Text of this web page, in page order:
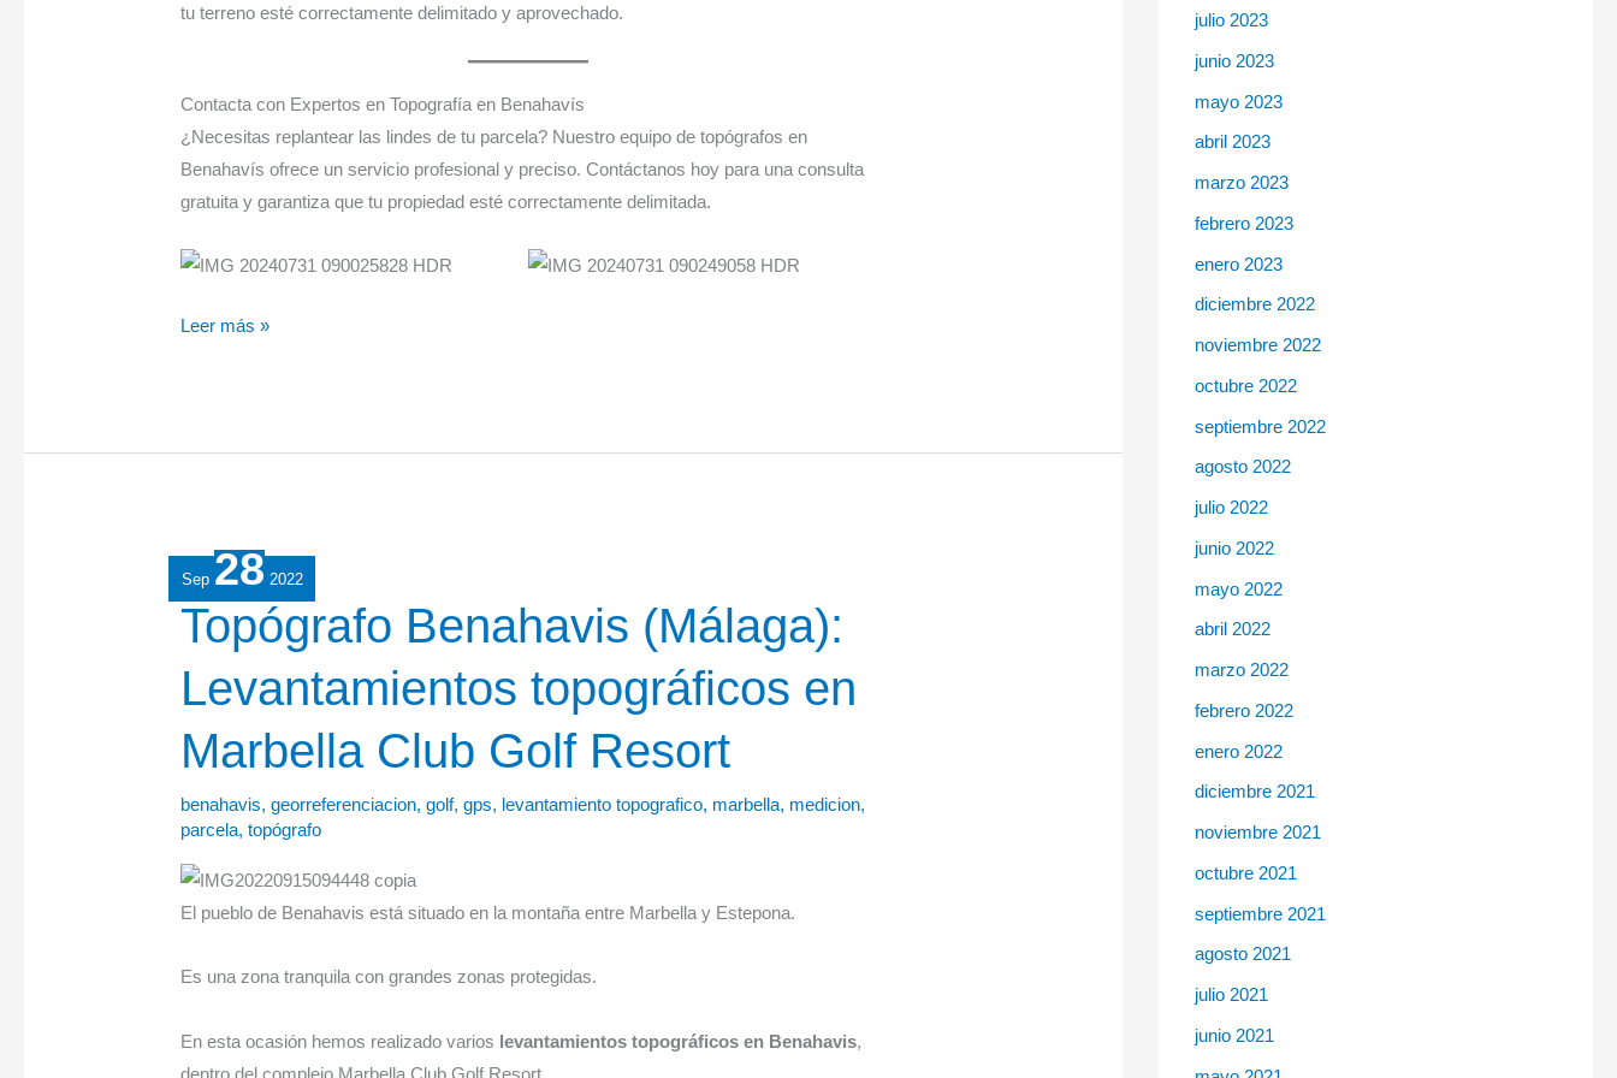
tu terreno esté correctamente delimitado y aprovechado.
Contacta con Expertos en Topografía en Benahavís
¿Necesitas replantear las lindes de tu parcela? Nuestro equipo de topógrafos en
Benahavís ofrece un servicio profesional y preciso. Contáctanos hoy para una consulta
gratuita y garantiza que tu propiedad esté correctamente delimitada.
Leer más »
Sep 28 2022
Topógrafo Benahavis (Málaga):
Levantamientos topográficos en
Marbella Club Golf Resort
benahavis,georreferenciacion,golf,gps, levantamiento topografico, marbella, medicion,
parcela,topógrafo
El pueblo de Benahavis está situado en la montaña entre Marbella y Estepona.
Es una zona tranquila con grandes zonas protegidas.
En esta ocasión hemos realizado varios levantamientos topográficos en Benahavis,
dentro del complejo Marbella Club Golf Resort.
Topógrafo
Benahavis
(Málaga):
Levantamientos
topográficos
en
Marbella
Club
Golf
Resort
julio 2023
junio 2023
mayo 2023
abril 2023
marzo 2023
febrero 2023
enero 2023
diciembre 2022
noviembre 2022
octubre 2022
septiembre 2022
agosto 2022
julio 2022
junio 2022
mayo 2022
abril 2022
marzo 2022
febrero 2022
enero 2022
diciembre 2021
noviembre 2021
octubre 2021
septiembre 2021
agosto 2021
julio 2021
junio 2021